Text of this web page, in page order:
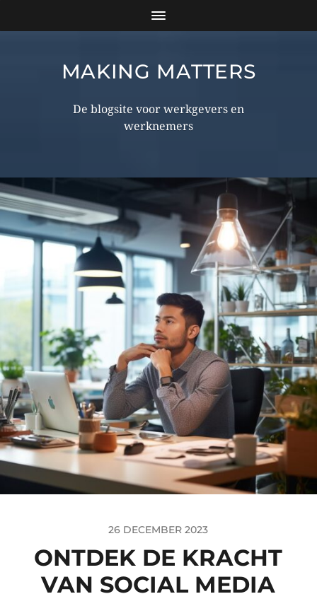
MAKING MATTERS
De blogsite voor werkgevers en
werknemers
26 DECEMBER 2023
ONTDEK DE KRACHT
VAN SOCIAL MEDIA